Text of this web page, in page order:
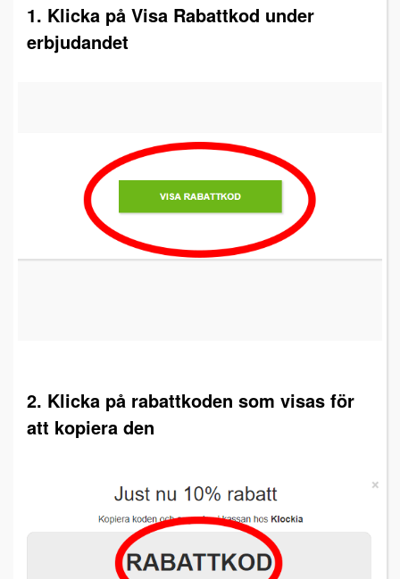
1. Klicka på Visa Rabattkod under
erbjudandet
2. Klicka på rabattkoden som visas för
att kopiera den